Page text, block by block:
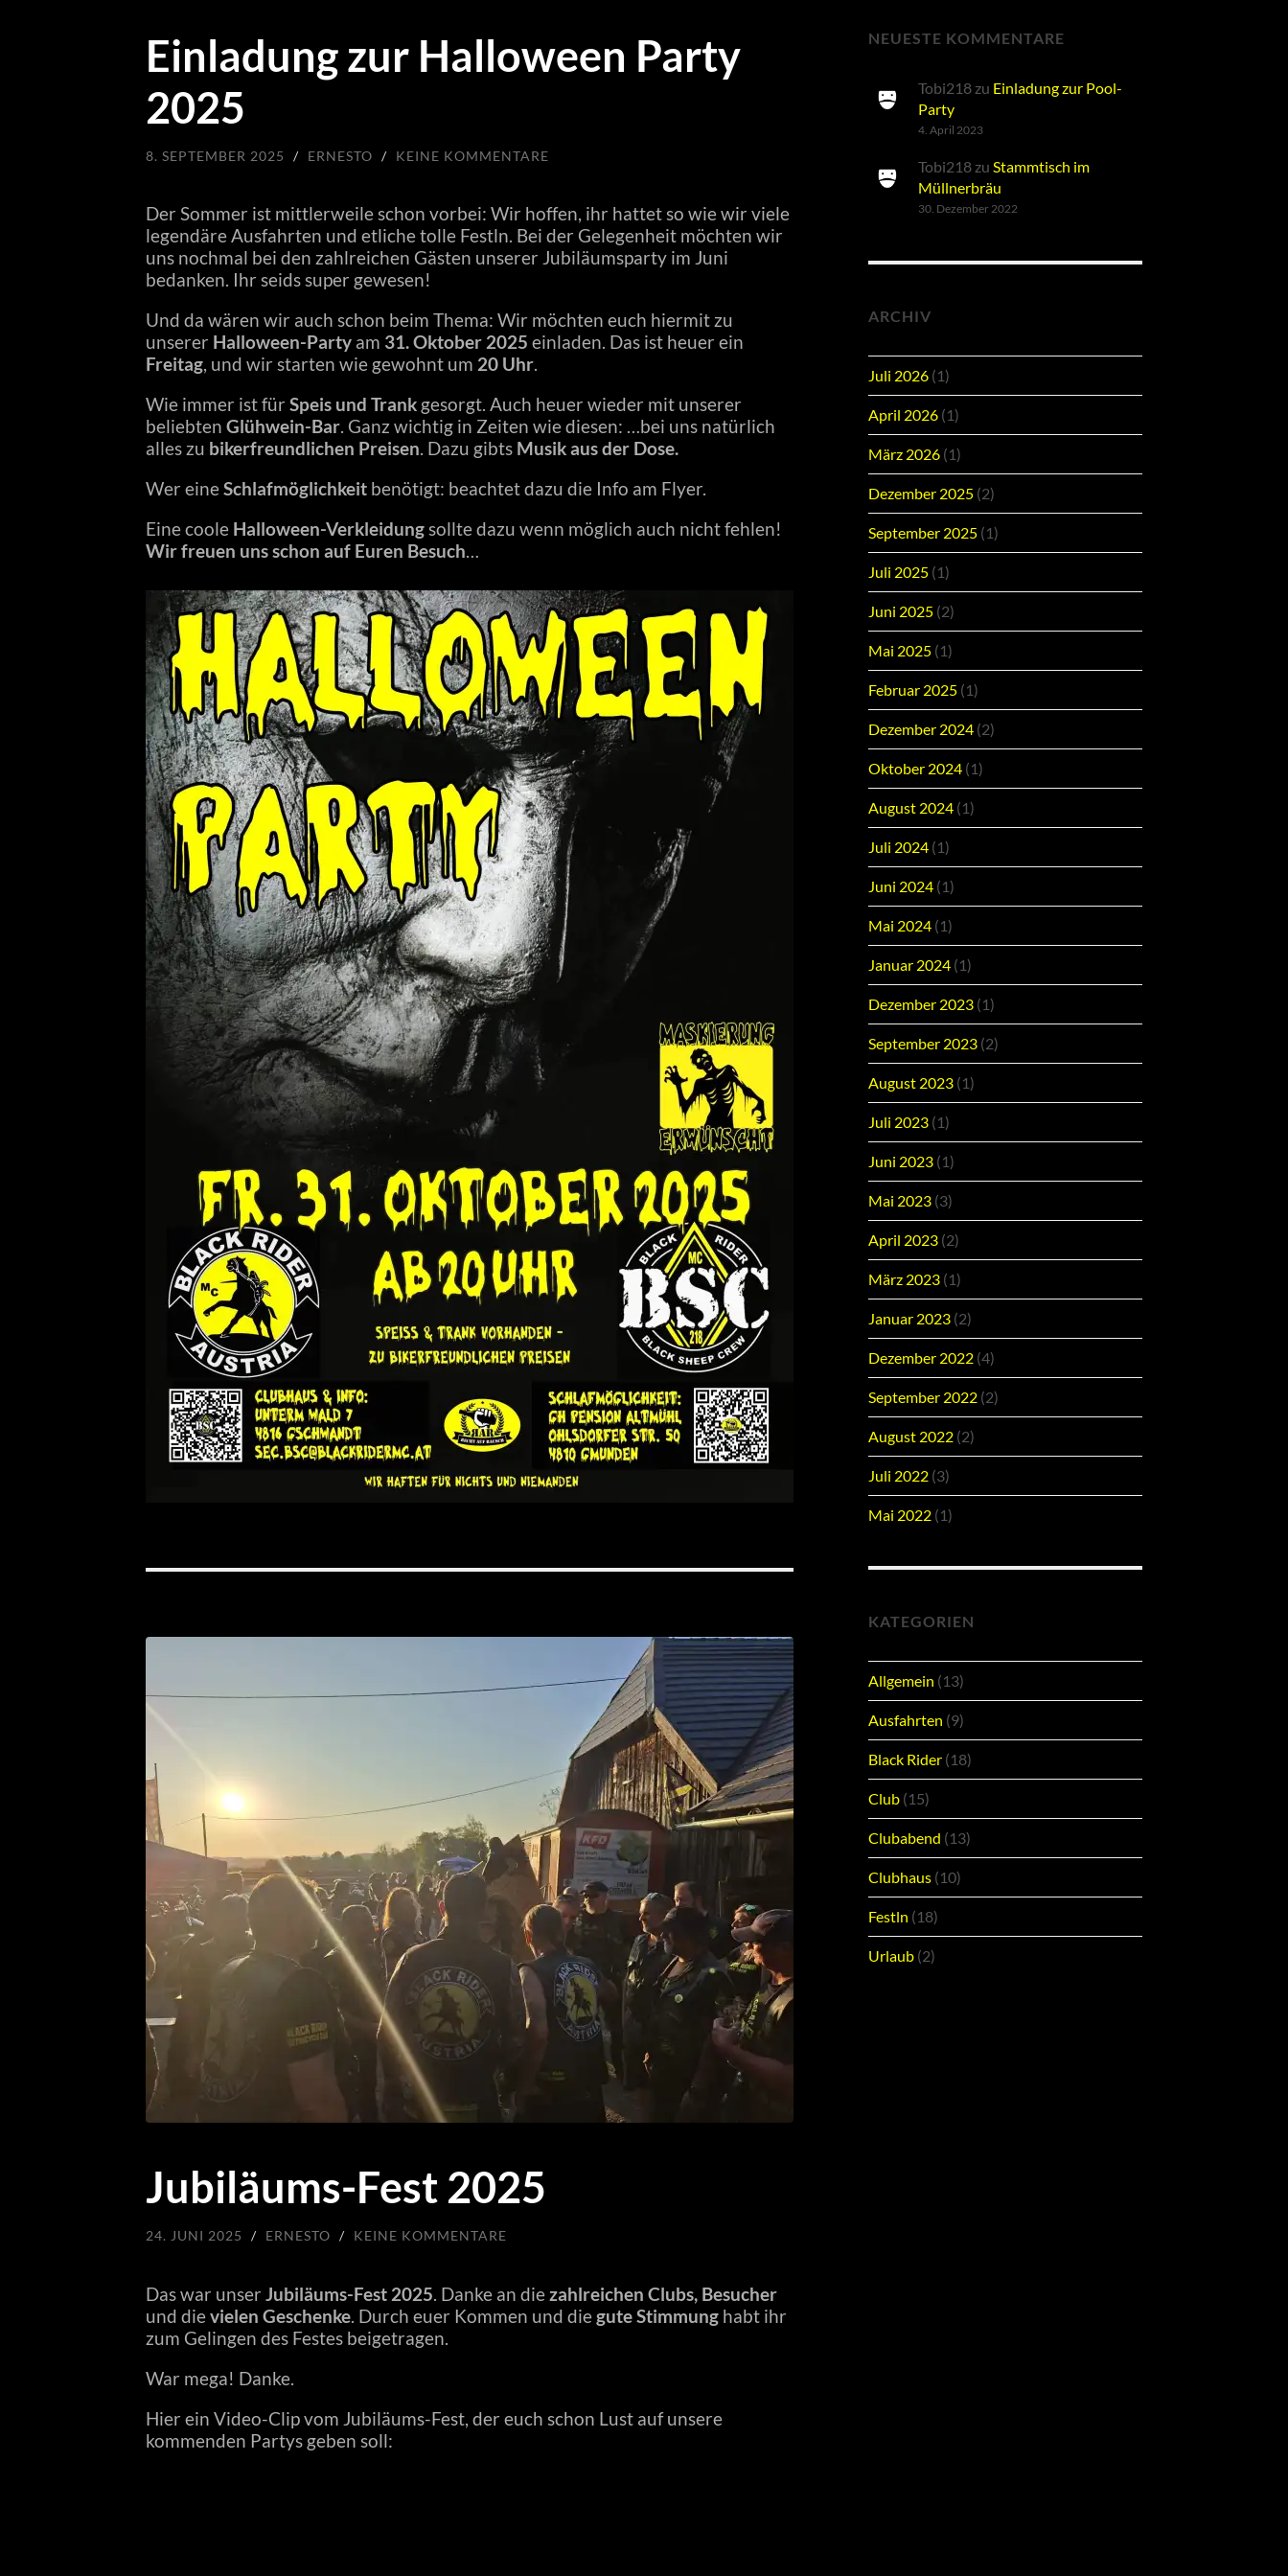
Einladung zur Halloween Party
2025
8. SEPTEMBER 2025 / ERNESTO / KEINE KOMMENTARE
Der Sommer ist mittlerweile schon vorbei: Wir hoffen, ihr hattet so wie wir viele
legendäre Ausfahrten und etliche tolle Festln. Bei der Gelegenheit möchten wir
uns nochmal bei den zahlreichen Gästen unserer Jubiläumsparty im Juni
bedanken. Ihr seids super gewesen!
Und da wären wir auch schon beim Thema: Wir möchten euch hiermit zu
unserer Halloween-Party am 31. Oktober 2025 einladen. Das ist heuer ein
Freitag, und wir starten wie gewohnt um 20 Uhr.
Wie immer ist für Speis und Trank gesorgt. Auch heuer wieder mit unserer
beliebten Glühwein-Bar. Ganz wichtig in Zeiten wie diesen: …bei uns natürlich
alles zu bikerfreundlichen Preisen. Dazu gibts Musik aus der Dose.
Wer eineSchlafmöglichkeit benötigt: beachtet dazu die Info am Flyer.
Eine coole Halloween-Verkleidungsollte dazu wenn möglich auch nicht fehlen!
Wir freuen uns schon auf Euren Besuch…
Jubiläums-Fest 2025
24. JUNI 2025 / ERNESTO / KEINE KOMMENTARE
Das war unser Jubiläums-Fest 2025. Danke an diezahlreichen Clubs, Besucher
und dievielen Geschenke. Durch euer Kommen und diegute Stimmung habt ihr
zum Gelingen des Festes beigetragen.
War mega! Danke.
Hier ein Video-Clip vom Jubiläums-Fest, der euch schon Lust auf unsere
kommenden Partys geben soll:
NEUESTE KOMMENTARE
Tobi218 zu Einladung zur Pool-
Party
4. April 2023
Tobi218 zu Stammtisch im
Müllnerbräu
30. Dezember 2022
ARCHIV
Juli 2026 (1)
April 2026 (1)
März 2026 (1)
Dezember 2025 (2)
September 2025 (1)
Juli 2025 (1)
Juni 2025 (2)
Mai 2025 (1)
Februar 2025 (1)
Dezember 2024 (2)
Oktober 2024 (1)
August 2024 (1)
Juli 2024 (1)
Juni 2024 (1)
Mai 2024 (1)
Januar 2024 (1)
Dezember 2023 (1)
September 2023 (2)
August 2023 (1)
Juli 2023 (1)
Juni 2023 (1)
Mai 2023 (3)
April 2023 (2)
März 2023 (1)
Januar 2023 (2)
Dezember 2022 (4)
September 2022 (2)
August 2022 (2)
Juli 2022 (3)
Mai 2022 (1)
KATEGORIEN
Allgemein (13)
Ausfahrten (9)
Black Rider (18)
Club (15)
Clubabend (13)
Clubhaus (10)
Festln (18)
Urlaub (2)